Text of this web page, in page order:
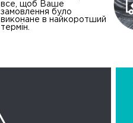
все, щоб Ваше
замовлення було
виконане в найкоротший
термін.